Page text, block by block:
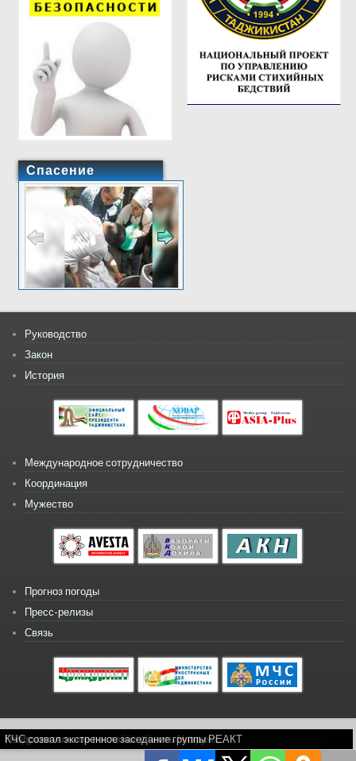
Расчетно-экспериментальное обоснование параметров мобильных...
Комплексные учение по ГО в Темурмалике
Спасение
Поздравительное послание в честь Навруза...
КЧС созвал экстренное заседание группы РЕАКТ
Руководство
Закон
История
Международное сотрудничество
Координация
Мужество
Прогноз погоды
Пресс-релизы
Связь
Copyright © 2026, КЧС